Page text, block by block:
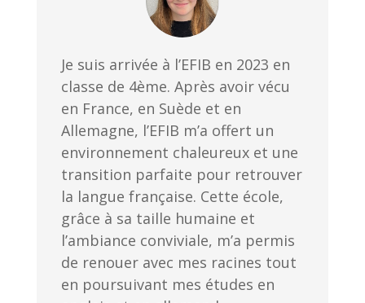
Je suis arrivée à l’EFIB en 2023 en
classe de 4ème. Après avoir vécu
en France, en Suède et en
Allemagne, l’EFIB m’a offert un
environnement chaleureux et une
transition parfaite pour retrouver
la langue française. Cette école,
grâce à sa taille humaine et
l’ambiance conviviale, m’a permis
de renouer avec mes racines tout
en poursuivant mes études en